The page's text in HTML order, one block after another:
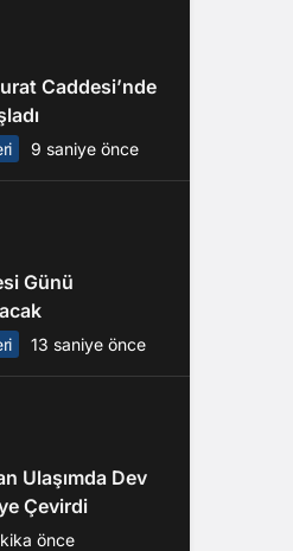
Caddesi’nde
9 saniye önce
Günü
13 saniye önce
Ulaşımda Dev
Çevirdi
önce